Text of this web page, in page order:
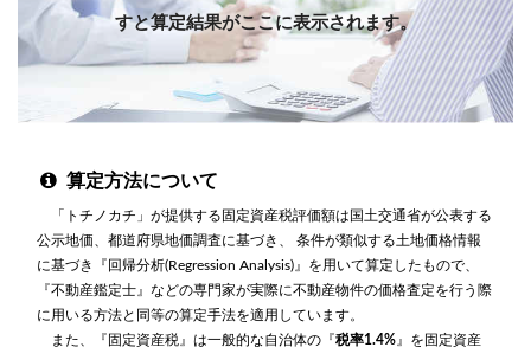
すと算定結果がここに表示されます。
算定方法について
「トチノカチ」が提供する固定資産税評価額は国土交通省が公表する
公示地価、都道府県地価調査に基づき、 条件が類似する土地価格情報
に基づき『回帰分析(Regression Analysis)』を用いて算定したもので、
『不動産鑑定士』などの専門家が実際に不動産物件の価格査定を行う際
に用いる方法と同等の算定手法を適用しています。
また、『固定資産税』は一般的な自治体の『税率1.4% 』を固定資産